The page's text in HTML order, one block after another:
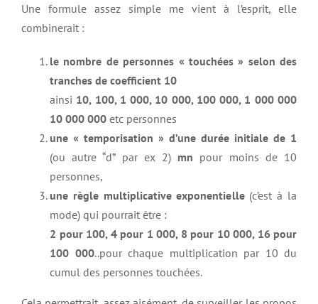
Une formule assez simple me vient à l’esprit, elle
combinerait :
le nombre de personnes « touchées » selon des
tranches de coefficient 10
ainsi 10, 100, 1 000, 10 000, 100 000, 1 000 000
10 000 000 etc personnes
une « temporisation » d’une durée initiale de 1
(ou autre “d” par ex 2) mn pour moins de 10
personnes,
une règle multiplicative exponentielle(c’est à la
mode) qui pourrait être :
2 pour 100, 4 pour 1 000, 8 pour 10 000, 16 pour
100 000..pour chaque multiplication par 10 du
cumul des personnes touchées.